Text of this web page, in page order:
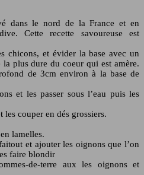
dans le nord de la France et en
Cette recette savoureuse est
chicons, et évider la base avec un
plus dure du coeur qui est amère.
de 3cm environ à la base de
et les passer sous l’eau puis les
les couper en dés grossiers.
lamelles.
et ajouter les oignons que l’on
faire blondir
de-terre aux les oignons et